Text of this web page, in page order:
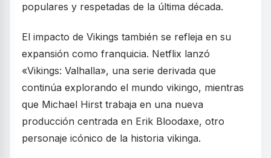
populares y respetadas de la última década.
El impacto de Vikings también se refleja en su
expansión como franquicia. Netflix lanzó
«Vikings: Valhalla», una serie derivada que
continúa explorando el mundo vikingo, mientras
que Michael Hirst trabaja en una nueva
producción centrada en Erik Bloodaxe, otro
personaje icónico de la historia vikinga.